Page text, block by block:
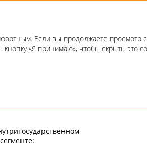
Если вы продолжаете просмотр
кнопку «Я принимаю», чтобы скрыть